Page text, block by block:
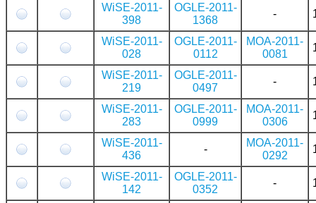
WiSE-2011-
398
OGLE-2011-
1368
-
WiSE-2011-
028
OGLE-2011-
0112
MOA-2011-
0081
WiSE-2011-
219
OGLE-2011-
0497
-
WiSE-2011-
283
OGLE-2011-
0999
MOA-2011-
0306
WiSE-2011-
436
-
MOA-2011-
0292
WiSE-2011-
142
OGLE-2011-
0352
-